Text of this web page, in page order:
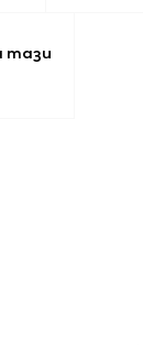
тази